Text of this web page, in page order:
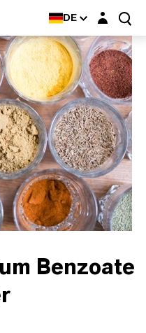
DE Login-Maske
Benzoate